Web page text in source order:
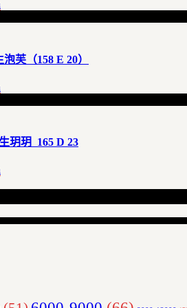
芙（158 E 20）
玥玥 165 D 23